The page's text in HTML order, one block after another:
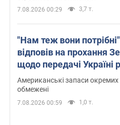
7.08.2026 00:29 3,7 т.
"Нам теж вони
відповів на прохання
щодо передачі Україні
Patriot
Американські запаси окремих
обмежені
7.08.2026 00:59 1,0 т.